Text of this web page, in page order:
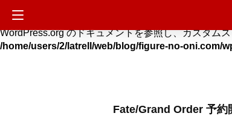
Deprecated
: Hook custom_css_loaded is
WordPress.org のドキュメントを参照し、カスタム
/home/users/2/latrell/web/blog/figure-no-oni.com/
Fate/Grand Order 予約